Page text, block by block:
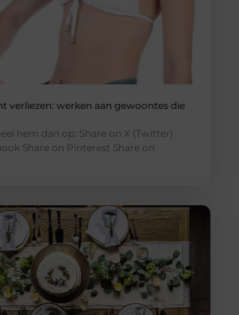
verliezen: werken aan gewoontes die
hem dan op: Share on X (Twitter)
Share on Pinterest Share on